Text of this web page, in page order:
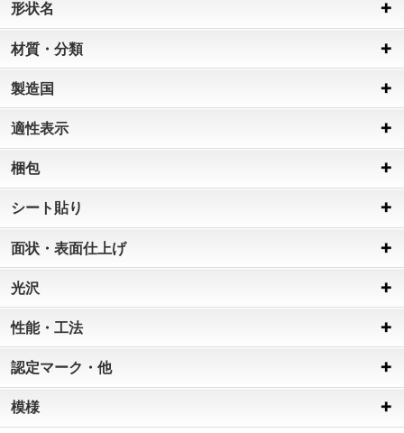
形状名
材質・分類
製造国
適性表示
梱包
シート貼り
面状・表面仕上げ
光沢
性能・工法
認定マーク・他
模様